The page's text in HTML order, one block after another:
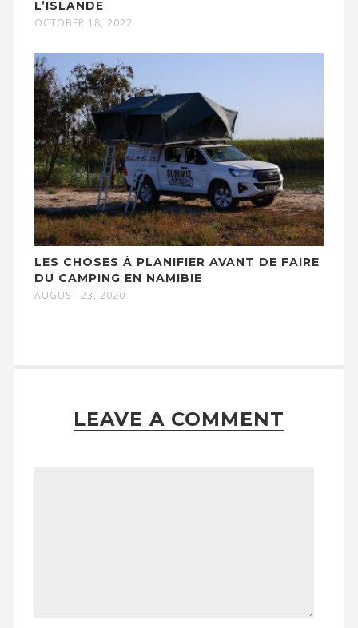
L’ISLANDE
OCTOBER 18, 2022
LES CHOSES À PLANIFIER AVANT DE FAIRE
DU CAMPING EN NAMIBIE
AUGUST 23, 2020
LEAVE A COMMENT